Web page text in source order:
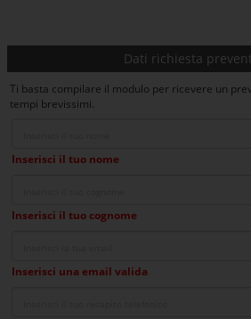
Dati richiesta
Ti basta compilare il modulo per ricevere un
tempi brevissimi.
Inserisci il tuo nome
Inserisci il tuo cognome
Inserisci una email valida